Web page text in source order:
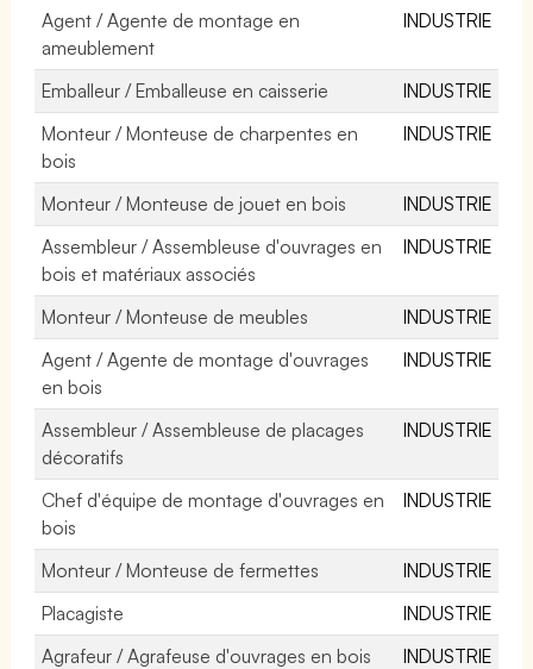
Agent / Agente de montage en
ameublement
INDUSTRIE
Emballeur / Emballeuse en caisserie
INDUSTRIE
Monteur / Monteuse de charpentes en
bois
INDUSTRIE
Monteur / Monteuse de jouet en bois
INDUSTRIE
Assembleur / Assembleuse d'ouvrages en
bois et matériaux associés
INDUSTRIE
Monteur / Monteuse de meubles
INDUSTRIE
Agent / Agente de montage d'ouvrages
en bois
INDUSTRIE
Assembleur / Assembleuse de placages
décoratifs
INDUSTRIE
Chef d'équipe de montage d'ouvrages en
bois
INDUSTRIE
Monteur / Monteuse de fermettes
INDUSTRIE
Placagiste
INDUSTRIE
Agrafeur / Agrafeuse d'ouvrages en bois
INDUSTRIE